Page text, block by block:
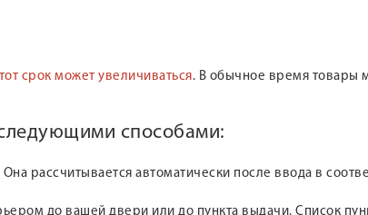
срок может увеличиваться. В обычное время товары
способами:
рассчитывается автоматически после ввода в
до вашей двери или до пункта выдачи. Список